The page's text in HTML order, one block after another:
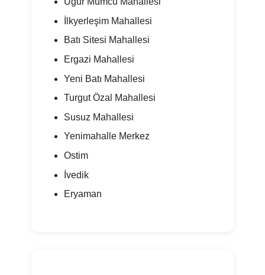
İlkyerleşim Mahallesi
Batı Sitesi Mahallesi
Ergazi Mahallesi
Yeni Batı Mahallesi
Turgut Özal Mahallesi
Susuz Mahallesi
Yenimahalle Merkez
Ostim
İvedik
Eryaman